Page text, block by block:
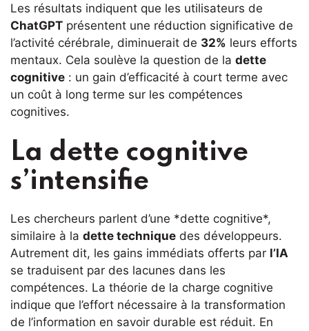
Les résultats indiquent que les utilisateurs de
ChatGPT présentent une réduction significative de
l’activité cérébrale, diminuerait de 32% leurs efforts
mentaux. Cela soulève la question de la dette
cognitive : un gain d’efficacité à court terme avec
un coût à long terme sur les compétences
cognitives.
La dette cognitive
s’intensifie
Les chercheurs parlent d’une *dette cognitive*,
similaire à la dette technique des développeurs.
Autrement dit, les gains immédiats offerts par l’IA
se traduisent par des lacunes dans les
compétences. La théorie de la charge cognitive
indique que l’effort nécessaire à la transformation
de l’information en savoir durable est réduit. En